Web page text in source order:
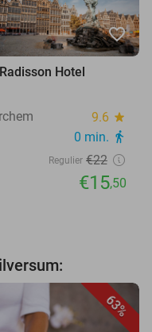
favorite_border
Hotel
9.6 star
0 min. directions_walk
Regulier €22
€15,50
63%